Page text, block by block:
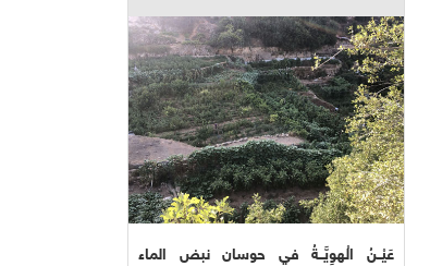
عَيْــنُ الْهوِيَّــةُ في حوسان نبض الماء